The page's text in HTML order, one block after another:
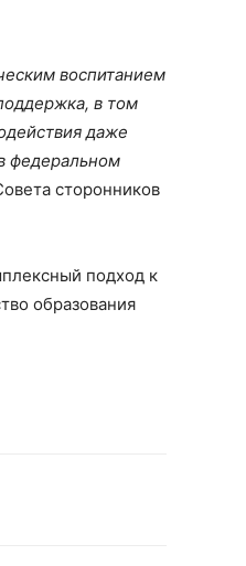
воспитанием
в том
даже
федеральном
сторонников
подход к
образования